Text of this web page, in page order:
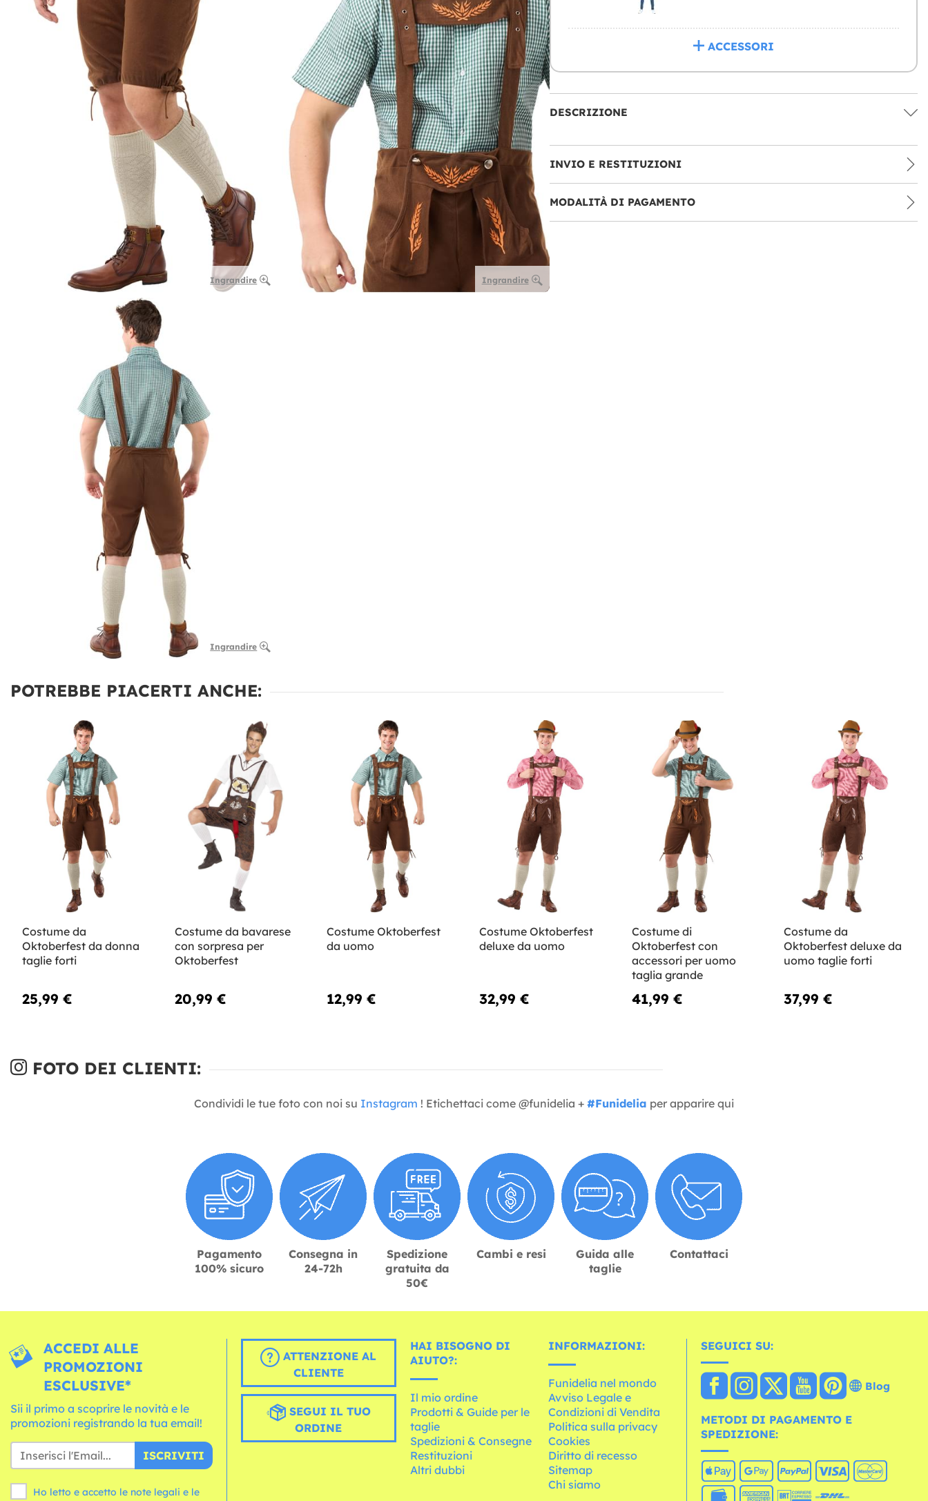
Ingrandire Ingrandire
Ingrandire
ACCESSORI
DESCRIZIONE
INVIO E RESTITUZIONI
MODALITÀ DI PAGAMENTO
POTREBBE PIACERTI ANCHE:
Costume da
Oktoberfest da donna
taglie forti
25,99 €
Costume da bavarese
con sorpresa per
Oktoberfest
20,99 €
Costume Oktoberfest
da uomo
12,99 €
Costume Oktoberfest
deluxe da uomo
32,99 €
Costume di
Oktoberfest con
accessori per uomo
taglia grande
41,99 €
Costume da
Oktoberfest deluxe da
uomo taglie forti
37,99 €
FOTO DEI CLIENTI:
Condividi le tue foto con noi su Instagram ! Etichettaci come @funidelia + #Funidelia per apparire qui
Pagamento
100% sicuro
Consegna in
24-72h
Spedizione
gratuita da
50€
Cambi e resi
Guida alle
taglie
Contattaci
ACCEDI ALLE
PROMOZIONI
ESCLUSIVE*
Sii il primo a scoprire le novità e le
promozioni registrando la tua email!
ISCRIVITI
Ho letto e accetto le note legali e le
ATTENZIONE AL
CLIENTE
SEGUI IL TUO
ORDINE
HAI BISOGNO DI
AIUTO?:
Il mio ordine
Prodotti & Guide per le
taglie
Spedizioni & Consegne
Restituzioni
Altri dubbi
INFORMAZIONI:
Funidelia nel mondo
Avviso Legale e
Condizioni di Vendita
Politica sulla privacy
Cookies
Diritto di recesso
Sitemap
Chi siamo
SEGUICI SU:
Blog
METODI DI PAGAMENTO E
SPEDIZIONE: